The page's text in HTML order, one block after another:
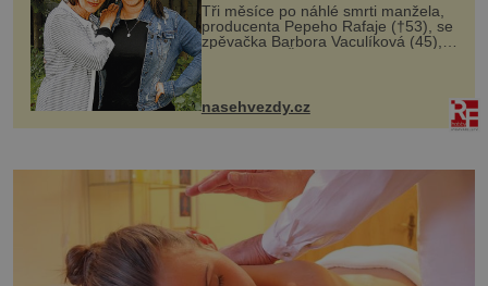
Tři měsíce po náhlé smrti manžela,
producenta Pepeho Rafaje (†53), se
zpěvačka Barbora Vaculíková (45),
dcera Petry Černocké (75), poprvé
ozvala veřejnosti. Na sociální síti
sdílela, že se snaží fung...
nasehvezdy.cz